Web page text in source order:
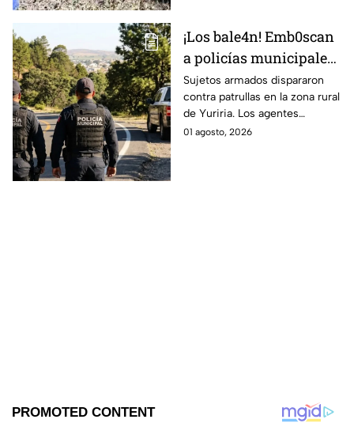
¡Los bale4n! Emb0scan
a policías municipales;
esto fue lo que sucedió
Sujetos armados dispararon
contra patrullas en la zona rural
de Yuriria. Los agentes
repelieron la agresión.
01 agosto, 2026